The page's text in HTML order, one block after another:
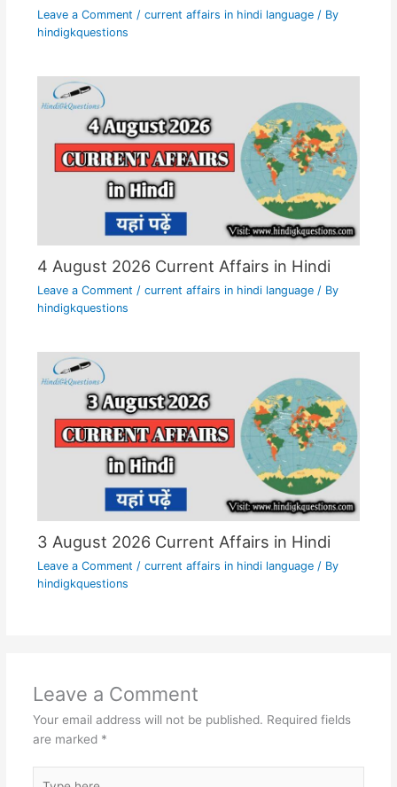
Leave a Comment / current affairs in hindi language/ By
hindigkquestions
4 August 2026 Current Affairs in Hindi
Leave a Comment / current affairs in hindi language/ By
hindigkquestions
3 August 2026 Current Affairs in Hindi
Leave a Comment / current affairs in hindi language/ By
hindigkquestions
Leave a Comment
Your email address will not be published. Required fields
are marked *